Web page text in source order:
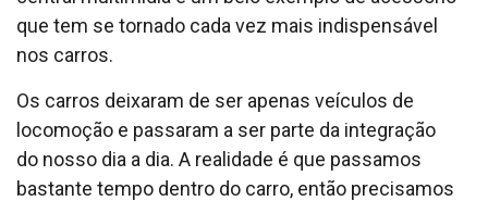
que tem se tornado cada vez mais indispensável
nos carros.
Os carros deixaram de ser apenas veículos de
locomoção e passaram a ser parte da integração
do nosso dia a dia. A realidade é que passamos
bastante tempo dentro do carro, então precisamos